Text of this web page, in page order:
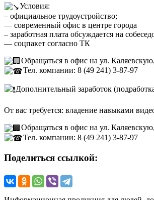
Условия:
– официальное трудоустройство;
— современный офис в центре города
– заработная плата обсуждается на
— соцпакет согласно ТК
Обращаться в офис на ул.
Тел. компании: 8 (49 241) 3-87-97
Дополнительный заработок
От вас требуется: владение навыками
Обращаться в офис на ул.
Тел. компании: 8 (49 241) 3-87-97
Поделиться ссылкой: